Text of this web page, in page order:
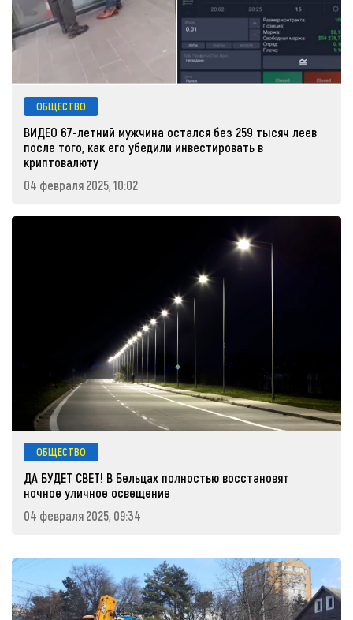
ОБЩЕСТВО
ВИДЕО 67-летний мужчина остался без 259 тысяч леев
после того, как его убедили инвестировать в
криптовалюту
04 февраля 2025, 10:02
ОБЩЕСТВО
ДА БУДЕТ СВЕТ! В Бельцах полностью восстановят
ночное уличное освещение
04 февраля 2025, 09:34